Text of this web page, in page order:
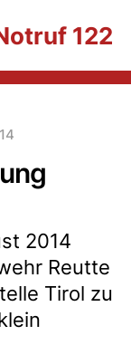
122
2014
Reutte
Tirol zu